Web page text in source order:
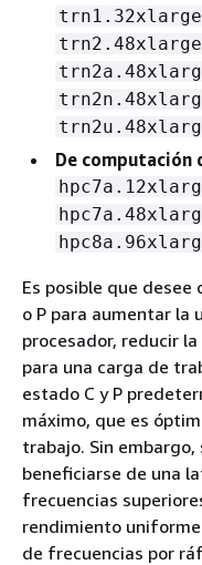
trn1.32xlarge
trn2.48xlarge
De
Es posible que
o P para aumentar
procesador, reducir
para una carga de
estado C y P
máximo, que es
trabajo. Sin
beneficiarse de una
frecuencias
rendimiento
de frecuencias por